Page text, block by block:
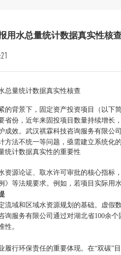
用水总量统计数据真实性核
总量统计数据真实性核查
的背景下，固定资产投资项目（以下
省份，近年来固投项目数量持续增长
成效。武汉祺霖科技咨询服务有限公
方法不统一等问题，亟需建立系统化
统计数据真实性的重要性
资源论证、取水许可审批的核心指标
》等法规要求。例如，若项目实际用
流域和区域水资源规划的基础。虚假
询服务有限公司通过对湖北省100余
性。
履行环保责任的重要体现。在“双碳”